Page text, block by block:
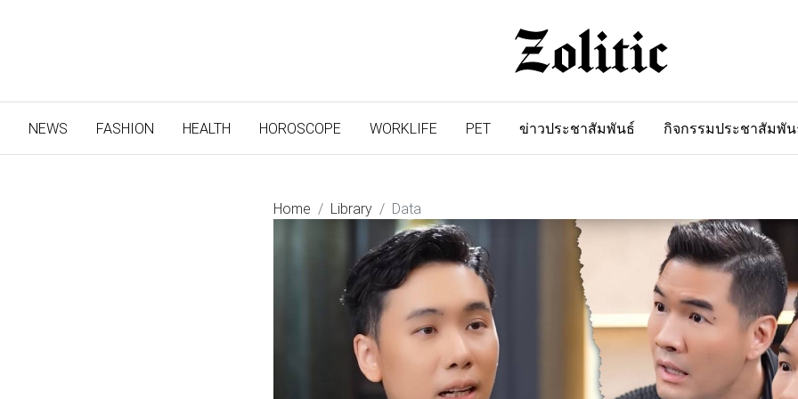
NEWS (CURRENT)
FASHION HEALTH HOROSCOPE WORKLIFE PET ข่าวประชาสัมพันธ์ กิจกรรมประชาสัมพั
Home Library Data